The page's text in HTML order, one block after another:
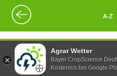
Agrar Wetter
Bayer CropScience
Kostenlos bei Google
A-Z